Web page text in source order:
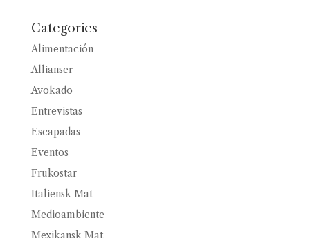
Categories
Alimentación
Allianser
Avokado
Entrevistas
Escapadas
Eventos
Frukostar
Italiensk Mat
Medioambiente
Mexikansk Mat